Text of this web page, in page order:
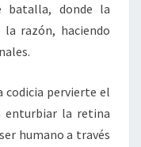
batalla, donde la
razón, haciendo
codicia pervierte el
enturbiar la retina
humano a través